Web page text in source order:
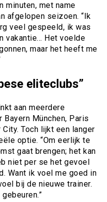
minuten, met name
afgelopen seizoen. “Ik
veel gespeeld, ik was
vakantie… Het voelde
maar het heeft me
eliteclubs”
aan meerdere
München, Paris
Toch lijkt een langer
optie. “Om eerlijk te
gaat brengen; het kan
niet per se het gevoel
Want ik voel me goed in
bij de nieuwe trainer.